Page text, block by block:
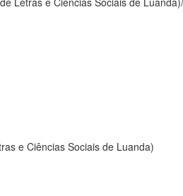
e Ciências Sociais de Luanda)